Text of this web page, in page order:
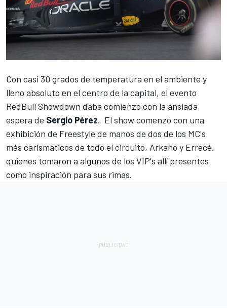
Con casi 30 grados de temperatura en el ambiente y
lleno absoluto en el centro de la capital, el evento
RedBull Showdown daba comienzo con la ansiada
espera de Sergio Pérez. El show comenzó con una
exhibición de Freestyle de manos de dos de los MC's
más carismáticos de todo el circuito, Arkano y Errecé,
quienes tomaron a algunos de los VIP's allí presentes
como inspiración para sus rimas.